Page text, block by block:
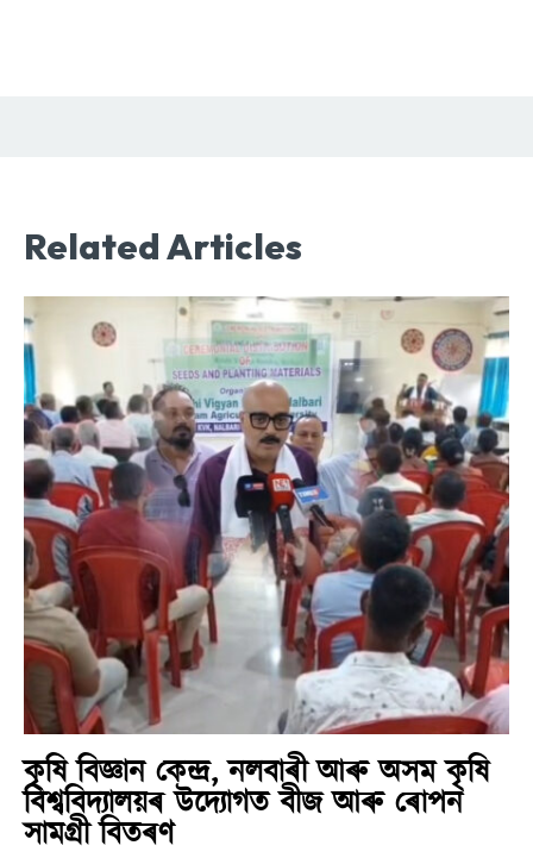
Related Articles
কৃষি বিজ্ঞান কেন্দ্ৰ, নলবাৰী আৰু অসম কৃষি
বিশ্ববিদ্যালয়ৰ উদ্যোগত বীজ আৰু ৰোপন
সামগ্ৰী বিতৰণ